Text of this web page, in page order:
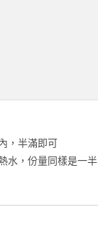
，半滿即可
水，份量同樣是一半